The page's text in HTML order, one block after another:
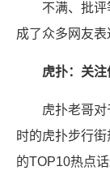
不满、批
成了众多网友表
虎扑：关
虎扑老哥
时的虎扑步行
的TOP10热点